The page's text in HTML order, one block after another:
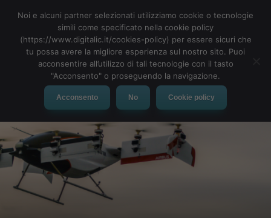
MENU
Noi e alcuni partner selezionati utilizziamo cookie o tecnologie
simili come specificato nella cookie policy
(https://www.digitalic.it/cookies-policy) per essere sicuri che
tu possa avere la migliore esperienza sul nostro sito. Puoi
acconsentire all’utilizzo di tali tecnologie con il tasto
"Acconsento" o proseguendo la navigazione.
Acconsento No Cookie policy